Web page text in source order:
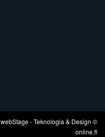
webStage- Teknologia & Design ©
online.fi